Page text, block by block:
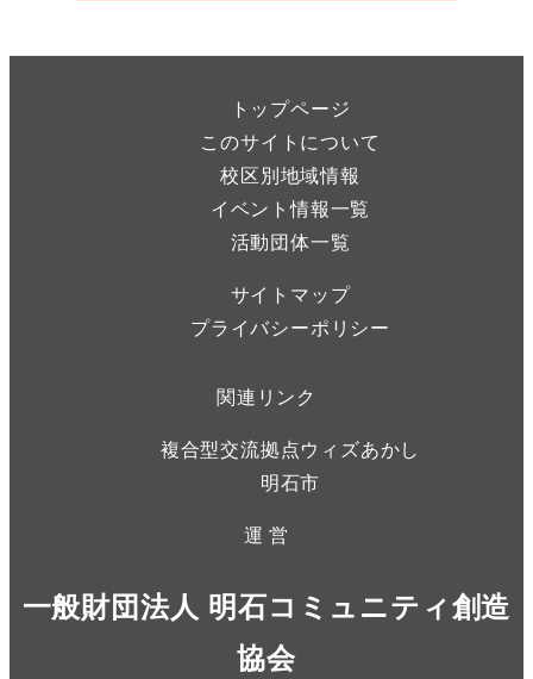
トップページ
このサイトについて
校区別地域情報
イベント情報一覧
活動団体一覧
サイトマップ
プライバシーポリシー
関連リンク
複合型交流拠点ウィズあかし
明石市
運 営
一般財団法人 明石コミュニティ創造
協会